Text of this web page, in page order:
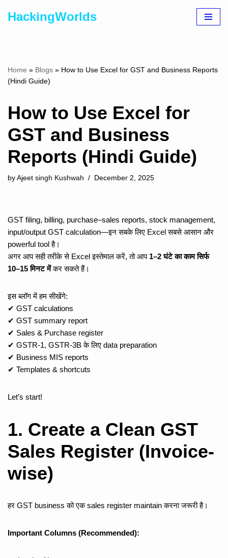
HackingWorlds
Home » Blogs » How to Use Excel for GST and Business Reports
(Hindi Guide)
How to Use Excel for
GST and Business
Reports (Hindi Guide)
by Ajeet singh Kushwah December 2, 2025
GST filing, billing, purchase–sales reports, stock management,
input/output GST calculation—इन सबके लिए Excel सबसे आसान और
powerful tool है।
अगर आप सही तरीके से Excel इस्तेमाल करें, तो आप 1–2 घंटे का काम सिर्फ
10–15 मिनट मेंकर सकते हैं।
इस ब्लॉग में हम सीखेंगे:
✔ GST calculations
✔ GST summary report
✔ Sales & Purchase register
✔ GSTR-1, GSTR-3B के लिए data preparation
✔ Business MIS reports
✔ Templates & shortcuts
Let’s start!
1. Create a Clean GST
Sales Register (Invoice-
wise)
हर GST business को एक sales register maintain करना जरूरी है।
Important Columns (Recommended):